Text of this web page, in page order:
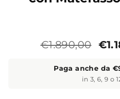
Prezzo
€1.890,00
Paga anche da
in 3, 6, 9 o